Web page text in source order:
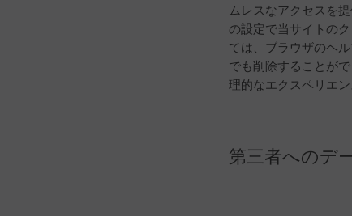
ムレスなアクセスを
の設定で当サイトの
ては、ブラウザのヘ
でも削除することが
理的なエクスペリエ
第三者へのデ